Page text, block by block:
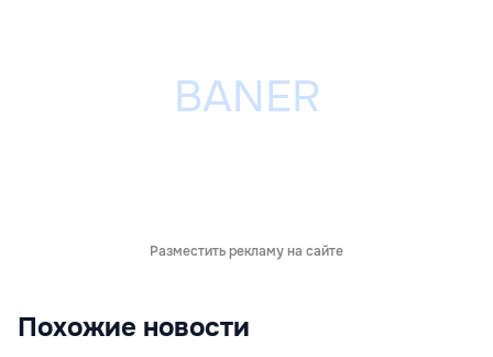
Разместить рекламу на сайте
Похожие новости